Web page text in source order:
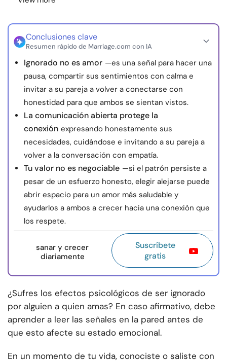
Conclusiones clave
Resumen rápido de Marriage.com con IA
Ignorado no es amor —es una señal para hacer una
pausa, compartir sus sentimientos con calma e
invitar a su pareja a volver a conectarse con
honestidad para que ambos se sientan vistos.
La comunicación abierta protege la
conexión expresando honestamente sus
necesidades, cuidándose e invitando a su pareja a
volver a la conversación con empatía.
Tu valor no es negociable —si el patrón persiste a
pesar de un esfuerzo honesto, elegir alejarse puede
abrir espacio para un amor más saludable y
ayudarlos a ambos a crecer hacia una conexión que
los respete.
sanar y crecer
diariamente
Suscríbete
gratis
¿Sufres los efectos psicológicos de ser ignorado
por alguien a quien amas? En caso afirmativo, debe
aprender a leer las señales en la pared antes de
que esto afecte su estado emocional.
En un momento de tu vida, conociste o saliste con